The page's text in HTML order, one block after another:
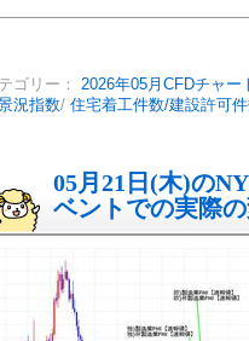
ゴリー： 2026年05月CFDチャー
況指数/ 住宅着工件数/建設許可
05月21日(木)の
ベントでの実際